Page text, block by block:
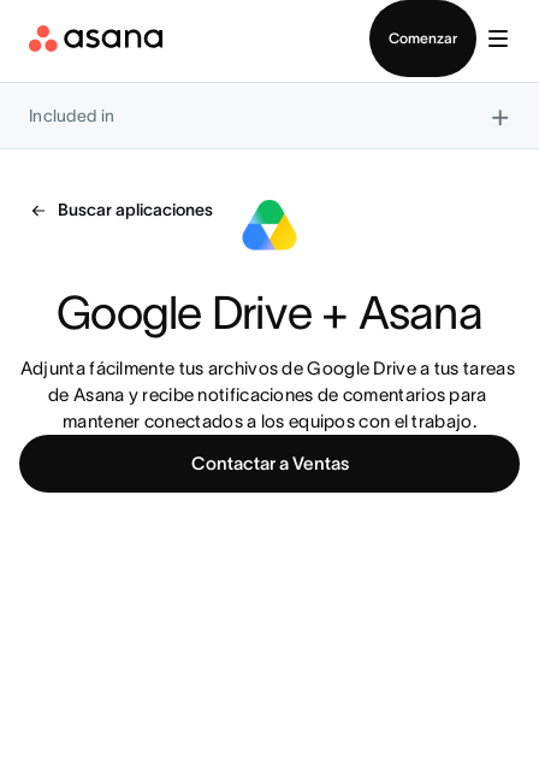
Comenzar
Included in ×
Buscar aplicaciones
Google Drive + Asana
Adjunta fácilmente tus archivos de Google Drive a tus tareas
de Asana y recibe notificaciones de comentarios para
mantener conectados a los equipos con el trabajo.
Contactar a Ventas